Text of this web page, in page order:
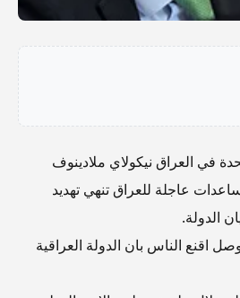
في العراق نيكولاي ملادينوف
عاجلة للعراق تنهي تهديد
الدولة.
اقنع الناس بان الدولة العراقية